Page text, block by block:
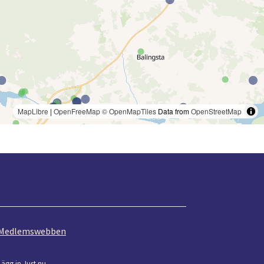
MapLibre | OpenFreeMap© OpenMapTiles Data fromOpenStreetMap